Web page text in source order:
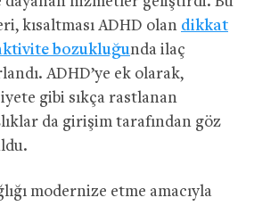
kısaltması ADHD olan dikkat
bozukluğunda ilaç
ADHD’ye ek olarak,
gibi sıkça rastlanan
da girişim tarafından göz
modernize etme amacıyla